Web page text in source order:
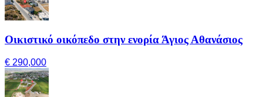
Οικιστικό οικόπεδο στην ενορία Άγιος Αθανάσιος
€ 290,000